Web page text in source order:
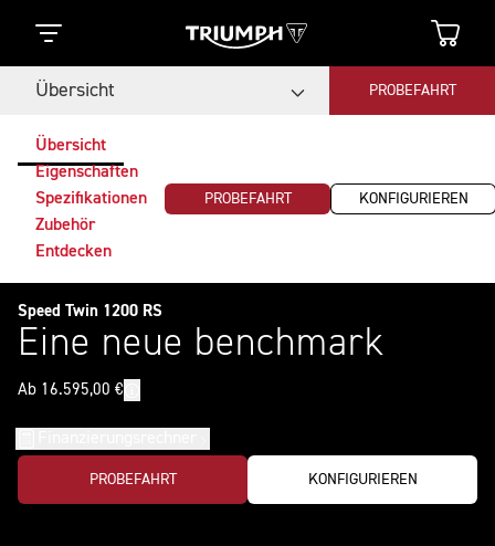
Übersicht PROBEFAHRT
Übersicht
Eigenschaften
Spezifikationen
Zubehör
Entdecken
PROBEFAHRT KONFIGURIEREN
Speed Twin 1200 RS
Eine neue benchmark
PROBEFAHRT KONFIGURIEREN